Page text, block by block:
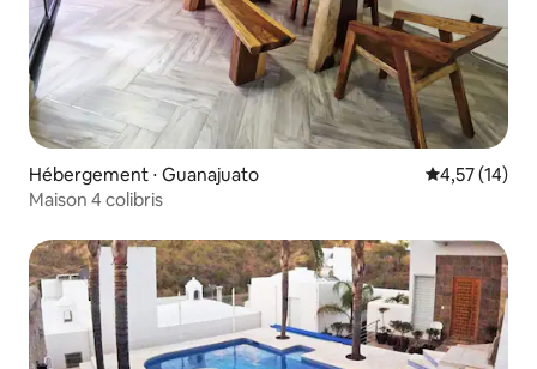
Hébergement ⋅ Guanajuato Évaluation
4,57 (14)
Maison 4 colibris